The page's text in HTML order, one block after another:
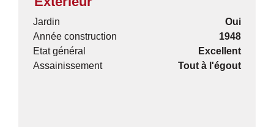
Jardin
Oui
Année construction
1948
Etat général
Excellent
Assainissement
Tout à l'égout